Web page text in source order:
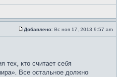
Добавлено: Вс ноя 17, 2013 9:57 am
тех, кто считает себя
Все остальное должно